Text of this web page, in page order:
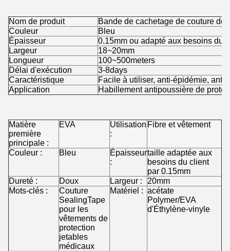
Nom de produit
Bande de cachetage de couture de
Couleur
Bleu
Épaisseur
0.15mm ou adapté aux besoins du
Largeur
18~20mm
Longueur
100~500meters
Délai d'exécution
3-8days
Caractéristique
Facile à utiliser, anti-épidémie,
Application
Habillement antipoussière de
Matière
première
principale :
EVA
Utilisation
:
Fibre et vêtement
Couleur : Bleu
Épaisseur
:
taille adaptée aux
besoins du client
par 0.15mm
Dureté :
Doux Largeur :
20mm
Mots-clés :
Couture
SealingTape
pour les
vêtements de
protection
jetables
médicaux
Matériel : acétate
Polymer/EVA
d'Éthylène-vinyle